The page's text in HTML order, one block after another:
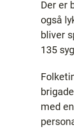
Der er
også
bliver
135
med